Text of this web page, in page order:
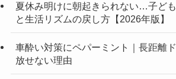
夏休み明けに朝起きられない…子ども
と生活リズムの戻し方【2026年版】
車酔い対策にペパーミント｜長距離
放せない理由